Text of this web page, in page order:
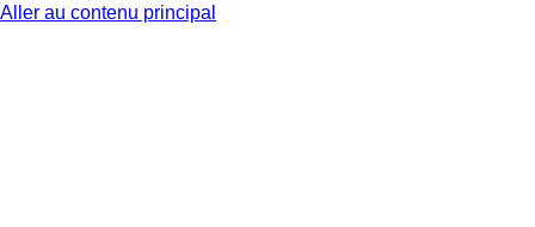
Aller au contenu principal